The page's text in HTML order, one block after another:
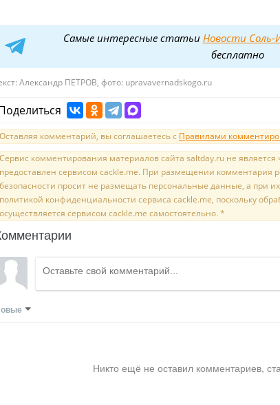
Самые интересные статьи Новости Соль-
бесплатно
Александр ПЕТРОВ, фото: upravavernadskogo.ru
Оставляя комментарий, вы соглашаетесь с Правилами
Сервис комментирования материалов сайта saltday.ru не является
предоставлен сервисом cackle.me. При размещении комментария
безопасности просит не размещать персональные данные, а при
политикой конфиденциальности сервиса cackle.me, поскольку
осуществляется сервисом cackle.me самостоятельно. *
Никто ещё не оставил комментариев,